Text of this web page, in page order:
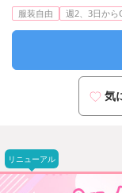
服装自由 週2、3日から
気
リニューアル